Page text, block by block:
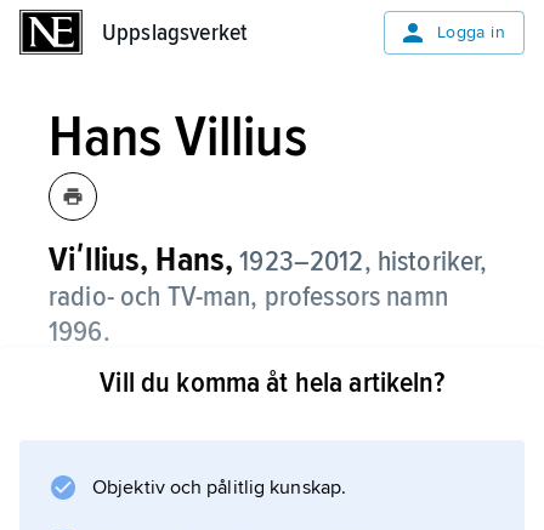
Uppslagsverket Logga in
Hans Villius
Viʹllius, Hans, 1923–2012, historiker,
radio- och TV-man, professors namn
1996.
Hans Villius disputerade 1951 med
berättande källorna från Karl XII:s officerare i
Vill du komma åt hela artikeln?
Objektiv och pålitlig kunskap.